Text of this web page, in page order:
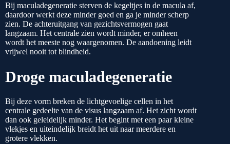
Bij maculadegeneratie sterven de kegeltjes in de macula af,
daardoor werkt deze minder goed en ga je minder scherp
zien. De achteruitgang van gezichtsvermogen gaat
langzaam. Het centrale zien wordt minder, er omheen
wordt het meeste nog waargenomen. De aandoening leidt
vrijwel nooit tot blindheid.
Droge maculadegeneratie
Bij deze vorm breken de lichtgevoelige cellen in het
centrale gedeelte van de visus langzaam af. Het zicht wordt
dan ook geleidelijk minder. Het begint met een paar kleine
vlekjes en uiteindelijk breidt het uit naar meerdere en
grotere vlekken.